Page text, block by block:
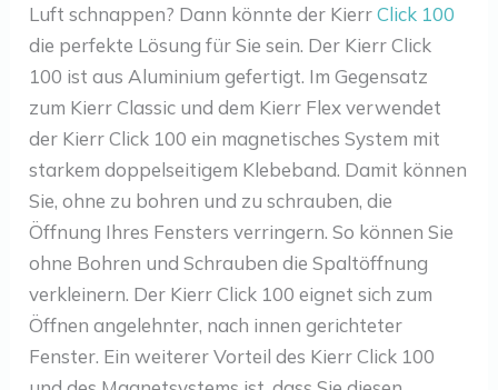
Luft schnappen? Dann könnte der KierrClick 100
die perfekte Lösung für Sie sein. Der Kierr Click
100 ist aus Aluminium gefertigt. Im Gegensatz
zum Kierr Classic und dem Kierr Flex verwendet
der Kierr Click 100 ein magnetisches System mit
starkem doppelseitigem Klebeband. Damit können
Sie, ohne zu bohren und zu schrauben, die
Öffnung Ihres Fensters verringern. So können Sie
ohne Bohren und Schrauben die Spaltöffnung
verkleinern. Der Kierr Click 100 eignet sich zum
Öffnen angelehnter, nach innen gerichteter
Fenster. Ein weiterer Vorteil des Kierr Click 100